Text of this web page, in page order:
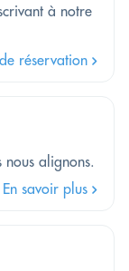
à notre
réservation
alignons.
En savoir plus